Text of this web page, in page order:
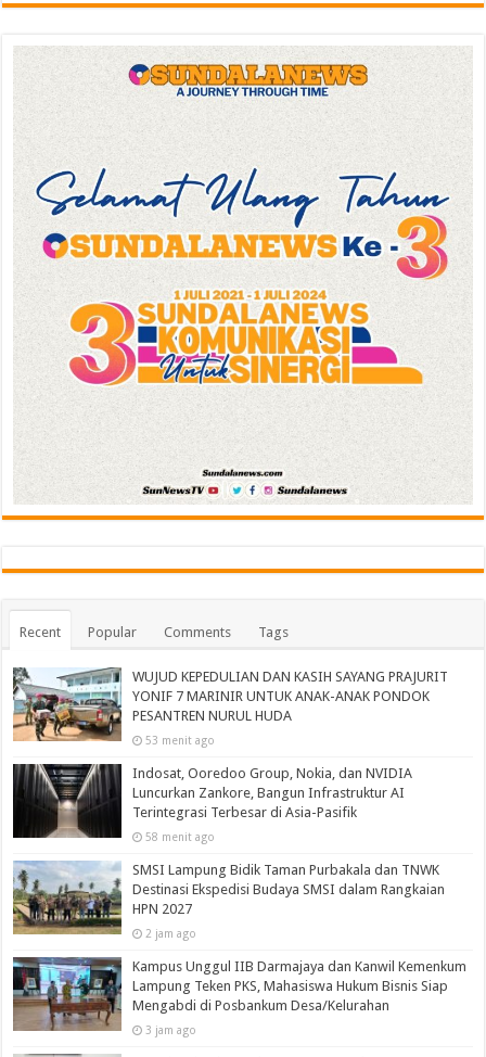
Recent Popular Comments Tags
WUJUD KEPEDULIAN DAN KASIH SAYANG PRAJURIT
YONIF 7 MARINIR UNTUK ANAK-ANAK PONDOK
PESANTREN NURUL HUDA‎
53 menit ago
Indosat, Ooredoo Group, Nokia, dan NVIDIA
Luncurkan Zankore, Bangun Infrastruktur AI
Terintegrasi Terbesar di Asia-Pasifik
58 menit ago
SMSI Lampung Bidik Taman Purbakala dan TNWK
Destinasi Ekspedisi Budaya SMSI dalam Rangkaian
HPN 2027
2 jam ago
Kampus Unggul IIB Darmajaya dan Kanwil Kemenkum
Lampung Teken PKS, Mahasiswa Hukum Bisnis Siap
Mengabdi di Posbankum Desa/Kelurahan
3 jam ago